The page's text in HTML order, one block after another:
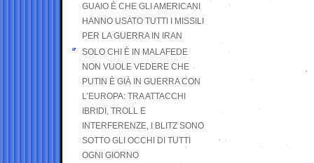
GUAIO È CHE GLI AMERICANI
HANNO USATO TUTTI I MISSILI
PER LA GUERRA IN IRAN
SOLO CHI È IN MALAFEDE
NON VUOLE VEDERE CHE
PUTIN È GIÀ IN GUERRA CON
L’EUROPA: TRA ATTACCHI
IBRIDI, TROLL E
INTERFERENZE, I BLITZ SONO
SOTTO GLI OCCHI DI TUTTI
OGNI GIORNO